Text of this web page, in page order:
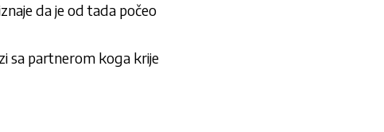
da je od tada počeo
sa partnerom koga krije